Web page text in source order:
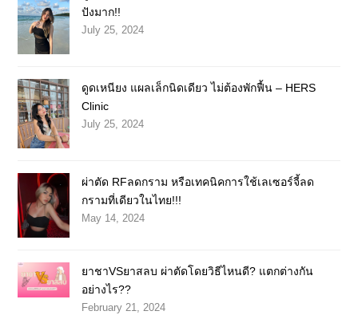
ปังมาก!!
July 25, 2024
ดูดเหนียง แผลเล็กนิดเดียว ไม่ต้องพักฟื้น – HERS
Clinic
July 25, 2024
ผ่าตัด RFลดกราม หรือเทคนิคการใช้เลเซอร์จี้ลด
กรามที่เดียวในไทย!!!
May 14, 2024
ยาชาVSยาสลบ ผ่าตัดโดยวิธีไหนดี? แตกต่างกัน
อย่างไร??
February 21, 2024